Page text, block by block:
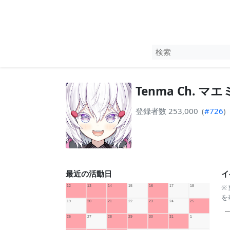
Tenma Ch. マエ
登録者数 253,000 (#726)
最近の活動日
※
を